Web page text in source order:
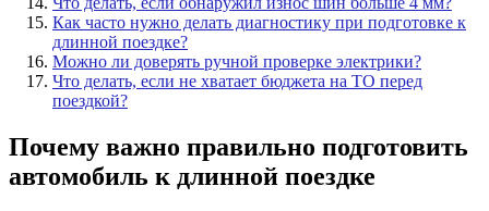
Как часто нужно делать диагностику при подготовке к
длинной поездке?
Можно ли доверять ручной проверке электрики?
Что делать, если не хватает бюджета на ТО перед
поездкой?
Почему важно правильно подготовить
автомобиль к длинной поездке